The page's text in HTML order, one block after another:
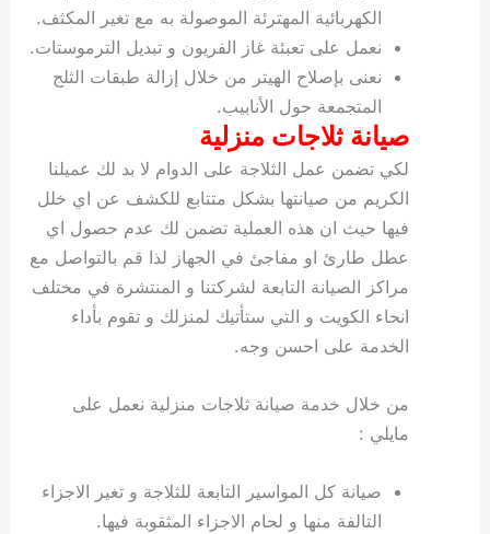
الكهربائية المهترئة الموصولة به مع تغير المكثف.
نعمل على تعبئة غاز الفريون و تبديل الترموستات.
نعنى بإصلاح الهيتر من خلال إزالة طبقات الثلج
المتجمعة حول الأنابيب.
صيانة ثلاجات منزلية
لكي تضمن عمل الثلاجة على الدوام لا بد لك عميلنا
الكريم من صيانتها بشكل متتابع للكشف عن اي خلل
فيها حيث ان هذه العملية تضمن لك عدم حصول اي
عطل طارئ او مفاجئ في الجهاز لذا قم بالتواصل مع
مراكز الصيانة التابعة لشركتنا و المنتشرة في مختلف
انحاء الكويت و التي ستأتيك لمنزلك و تقوم بأداء
الخدمة على احسن وجه.
من خلال خدمة صيانة ثلاجات منزلية نعمل على
مايلي :
صيانة كل المواسير التابعة للثلاجة و تغير الاجزاء
التالفة منها و لحام الاجزاء المثقوبة فيها.